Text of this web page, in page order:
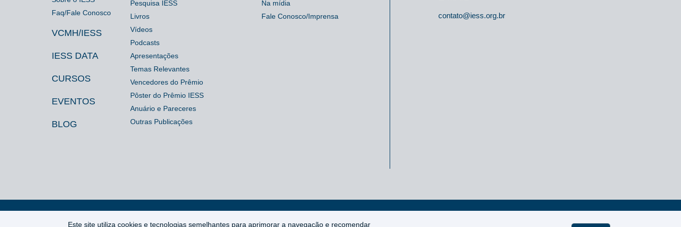
Este site utiliza cookies e tecnologias semelhantes para aprimorar a navegação e recomendar
Faq/Fale Conosco
VCMH/IESS
IESS DATA
CURSOS
EVENTOS
BLOG
Pesquisa IESS
Livros
Vídeos
Podcasts
Apresentações
Temas Relevantes
Vencedores do Prêmio
Pôster do Prêmio IESS
Anuário e Pareceres
Outras Publicações
Na mídia
Fale Conosco/Imprensa
contato@iess.org.br